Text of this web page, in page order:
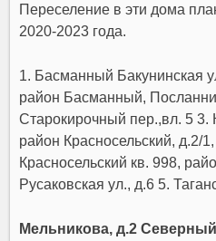
Переселение в эти дома
2020-2023 года.
1. Басманный Бакунинская
район Басманный,
Старокирочный пер.,вл. 5 3.
район Красносельский, д.2/
Красносельский кв. 998,
Русаковская ул., д.6 5.
Мельникова, д.2